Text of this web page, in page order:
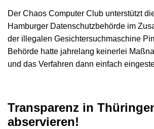
Der Chaos Computer Club unterstützt
Hamburger Datenschutzbehörde im
der illegalen Gesichtersuchmaschine
Behörde hatte jahrelang keinerlei
und das Verfahren dann einfach
Transparenz in
abservieren!